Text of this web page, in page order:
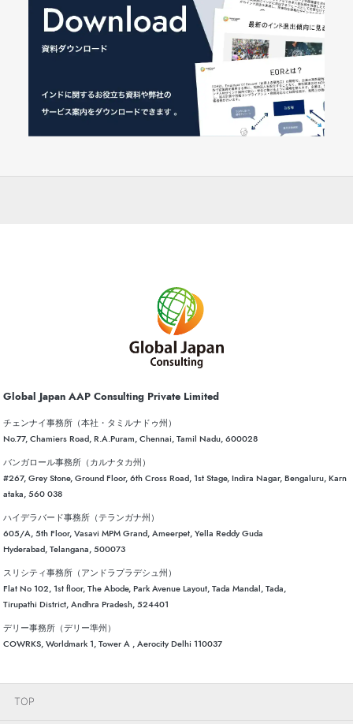
Global Japan AAP Consulting Private Limited
チェンナイ事務所（本社・タミルナドゥ州）
No.77, Chamiers Road, R.A.Puram, Chennai, Tamil Nadu, 600028
バンガロール事務所（カルナタカ州）
#267, Grey Stone, Ground Floor, 6th Cross Road, 1st Stage, Indira Nagar, Bengaluru, Karn
ataka, 560 038
ハイデラバード事務所（テランガナ州）
605/A, 5th Floor, Vasavi MPM Grand, Ameerpet, Yella Reddy Guda
Hyderabad, Telangana, 500073
スリシティ事務所（アンドラプラデシュ州）
Flat No 102, 1st floor, The Abode, Park Avenue Layout, Tada Mandal, Tada,
Tirupathi District, Andhra Pradesh, 524401
デリー事務所（デリー準州）
COWRKS, Worldmark 1, Tower A , Aerocity Delhi 110037
TOP